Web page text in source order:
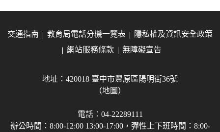
交通指南 教育局電話分機一覽表
隱私權及資訊安全政策
網站服務條款
無障礙宣告
地址：420018 臺中市豐原區陽明街36號
（地圖）
電話：04-22289111
辦公時間：8:00-12:00 13:00-17:00，彈性上下班時間：8:00-